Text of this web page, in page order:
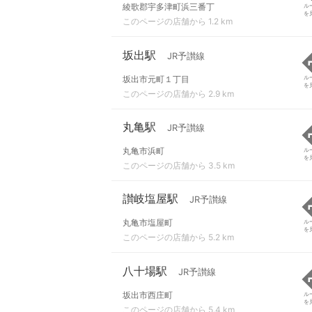
綾歌郡宇多津町浜三番丁
このページの店舗から 1.2 km
ル
を
坂出駅 JR予讃線
坂出市元町１丁目
このページの店舗から 2.9 km
ル
を
丸亀駅 JR予讃線
丸亀市浜町
このページの店舗から 3.5 km
ル
を
讃岐塩屋駅 JR予讃線
丸亀市塩屋町
このページの店舗から 5.2 km
ル
を
八十場駅 JR予讃線
坂出市西庄町
このページの店舗から 5.4 km
ル
を